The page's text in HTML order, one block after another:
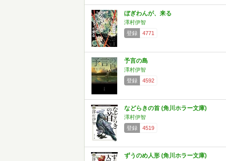
ぼぎわんが、来る
澤村伊智
登録
4771
予言の島
澤村伊智
登録
4592
などらきの首 (角川ホラー文庫)
澤村伊智
登録
4519
ずうのめ人形 (角川ホラー文庫)